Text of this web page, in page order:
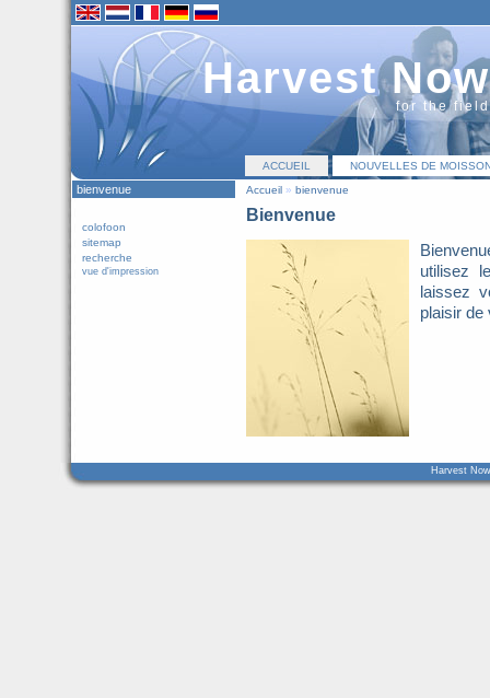
Harvest Now
for the
ACCUEIL
NOUVELLES DE
Accueil» bienvenue
Bienvenue
utilisez
laissez
plaisir de
bienvenue
colofoon
sitemap
recherche
vue d'impression
Harvest